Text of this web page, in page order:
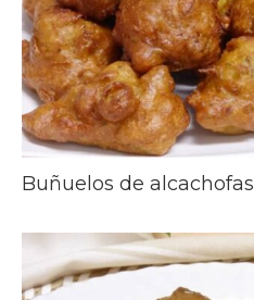
Buñuelos de alcachofas